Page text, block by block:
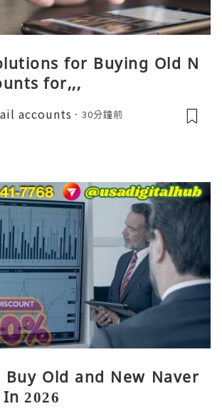
for Buying Old N
for,,,
accounts 30分鐘前
Old and New Naver
2026